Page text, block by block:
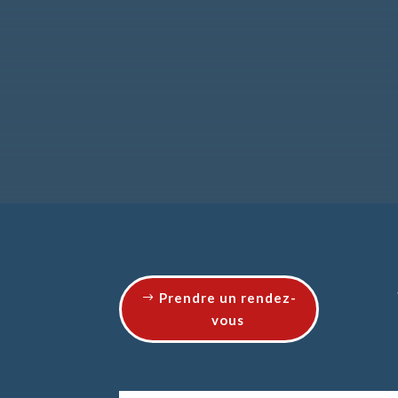
Prendre un rendez-
vous